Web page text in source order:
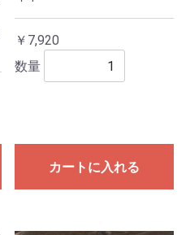
￥7,920
数量
カートに入れる